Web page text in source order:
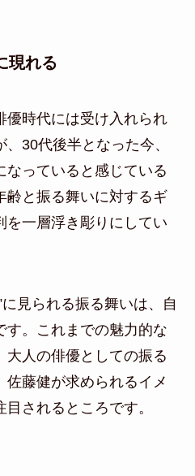
現れる
優時代には受け入れられ
30代後半となった今、
なっていると感じている
齢と振る舞いに対するギ
を一層浮き彫りにしてい
見られる振る舞いは、自
す。これまでの魅力的な
大人の俳優としての振る
藤健が求められるイメ
されるところです。